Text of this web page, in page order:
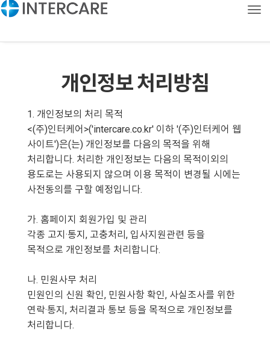
개인정보 처리방침
1. 개인정보의 처리 목적
<(주)인터케어>('intercare.co.kr' 이하 '(주)인터케어 웹
사이트')은(는) 개인정보를 다음의 목적을 위해
처리합니다. 처리한 개인정보는 다음의 목적이외의
용도로는 사용되지 않으며 이용 목적이 변경될 시에는
사전동의를 구할 예정입니다.
가. 홈페이지 회원가입 및 관리
각종 고지·통지, 고충처리, 입사지원관련 등을
목적으로 개인정보를 처리합니다.
나. 민원사무 처리
민원인의 신원 확인, 민원사항 확인, 사실조사를 위한
연락·통지, 처리결과 통보 등을 목적으로 개인정보를
처리합니다.